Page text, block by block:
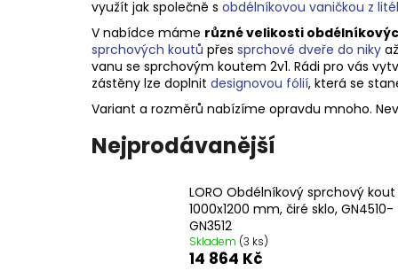
využít jak společně s obdélníkovou vaničkou z
V nabídce máme různé velikosti
sprchových koutů přes sprchové dveře do niky
vanu se sprchovým koutem 2v1. Rádi pro vás
zástěny lze doplnit designovou fólií, která se
Variant a rozměrů nabízíme opravdu mnoho.
Nejprodávanější
LORO Obdélníkový sprchový kout
1000x1200 mm, čiré sklo, GN4510-
GN3512
Skladem (3 ks)
14 864 Kč
1200 MM, ČIRÉ SKLO, GD4612
15 100 Kč